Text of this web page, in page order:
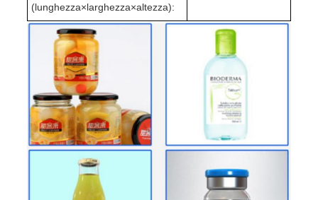
(lunghezza×larghezza×altezza):